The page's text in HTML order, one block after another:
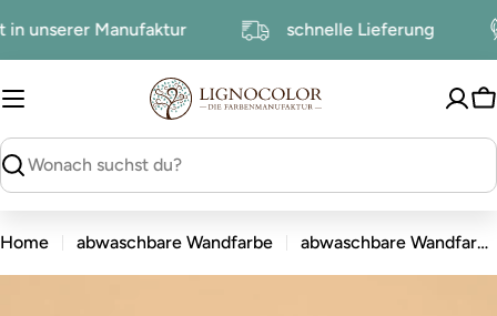
Inhalt
in unserer Manufaktur schnelle Lieferung
suchen
Home abwaschbare Wandfarbe abwaschbare Wandfarbe Peach